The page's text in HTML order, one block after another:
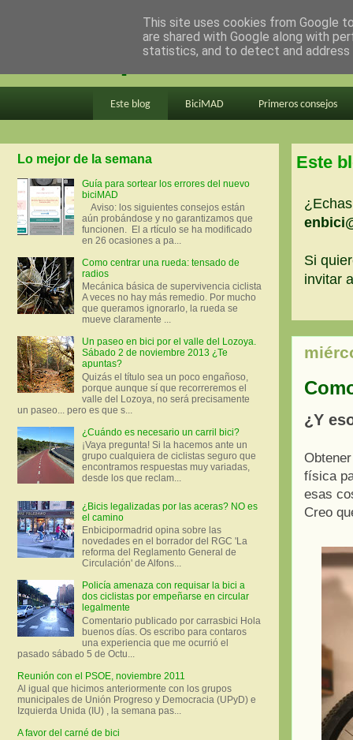
en bici por madrid
Este blog BiciMAD Primeros consejos
Este
Si
invitar
¿Y
física
esas
Creo
Lo mejor de la semana
Guía para sortear los errores del nuevo
biciMAD
Aviso: los siguientes consejos están
aún probándose y no garantizamos que
funcionen. El a rtículo se ha modificado
en 26 ocasiones a pa...
Como centrar una rueda: tensado de
radios
Mecánica básica de supervivencia ciclista
A veces no hay más remedio. Por mucho
que queramos ignorarlo, la rueda se
mueve claramente ...
Un paseo en bici por el valle del Lozoya.
Sábado 2 de noviembre 2013 ¿Te
apuntas?
Quizás el título sea un poco engañoso,
porque aunque sí que recorreremos el
valle del Lozoya, no será precisamente
un paseo... pero es que s...
¿Cuándo es necesario un carril bici?
¡Vaya pregunta! Si la hacemos ante un
grupo cualquiera de ciclistas seguro que
encontramos respuestas muy variadas,
desde los que reclam...
¿Bicis legalizadas por las aceras? NO es
el camino
Enbicipormadrid opina sobre las
novedades en el borrador del RGC 'La
reforma del Reglamento General de
Circulación' de Alfons...
Policía amenaza con requisar la bici a
dos ciclistas por empeñarse en circular
legalmente
Comentario publicado por carrasbici Hola
buenos días. Os escribo para contaros
una experiencia que me ocurrió el
pasado sábado 5 de Octu...
Reunión con el PSOE, noviembre 2011
Al igual que hicimos anteriormente con los grupos
municipales de Unión Progreso y Democracia (UPyD) e
Izquierda Unida (IU) , la semana pas...
A favor del carné de bici
This site uses cookies from Google
are shared with Google along with
statistics, and to detect and address